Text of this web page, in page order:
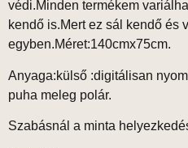
védi.Minden termékem
kendő is.Mert ez sál kendő és
egyben.Méret:140cmx75cm.
Anyaga:külső :digitálisan
puha meleg polár.
Szabásnál a minta